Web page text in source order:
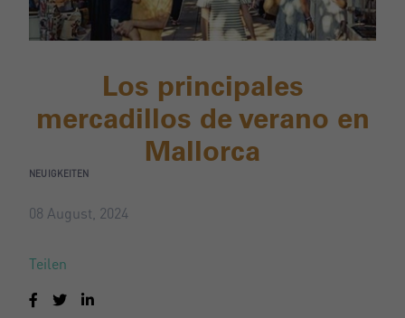
Los principales
mercadillos de verano en
Mallorca
NEUIGKEITEN
08 August, 2024
Teilen